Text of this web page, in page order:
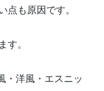
点も原因です。
す。
・洋風・エスニッ